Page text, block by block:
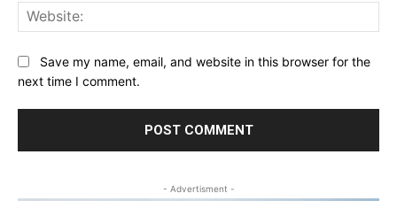
Save my name, email, and website in this browser for the
next time I comment.
- Advertisment -